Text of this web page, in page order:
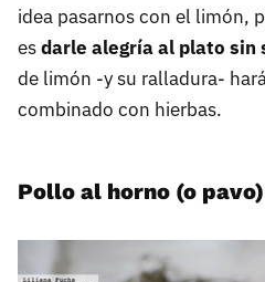
idea pasarnos con el limón,
esdarle alegría al plato sin
de limón -y su ralladura-
combinado con hierbas.
Pollo al horno (o pavo)